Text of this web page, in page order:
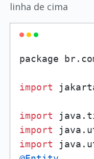
linha de cima
package br.
import
import java.
import java.
import java.